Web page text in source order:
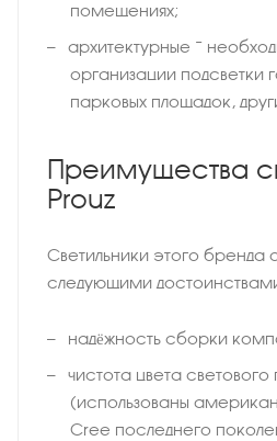
помещениях;
архитектурные −
организации подсветки
парковых площадок,
Преимущества
Prouz
Светильники этого бренда
следующими
надёжность сборки
чистота цвета светового
(использованы
Cree последнего